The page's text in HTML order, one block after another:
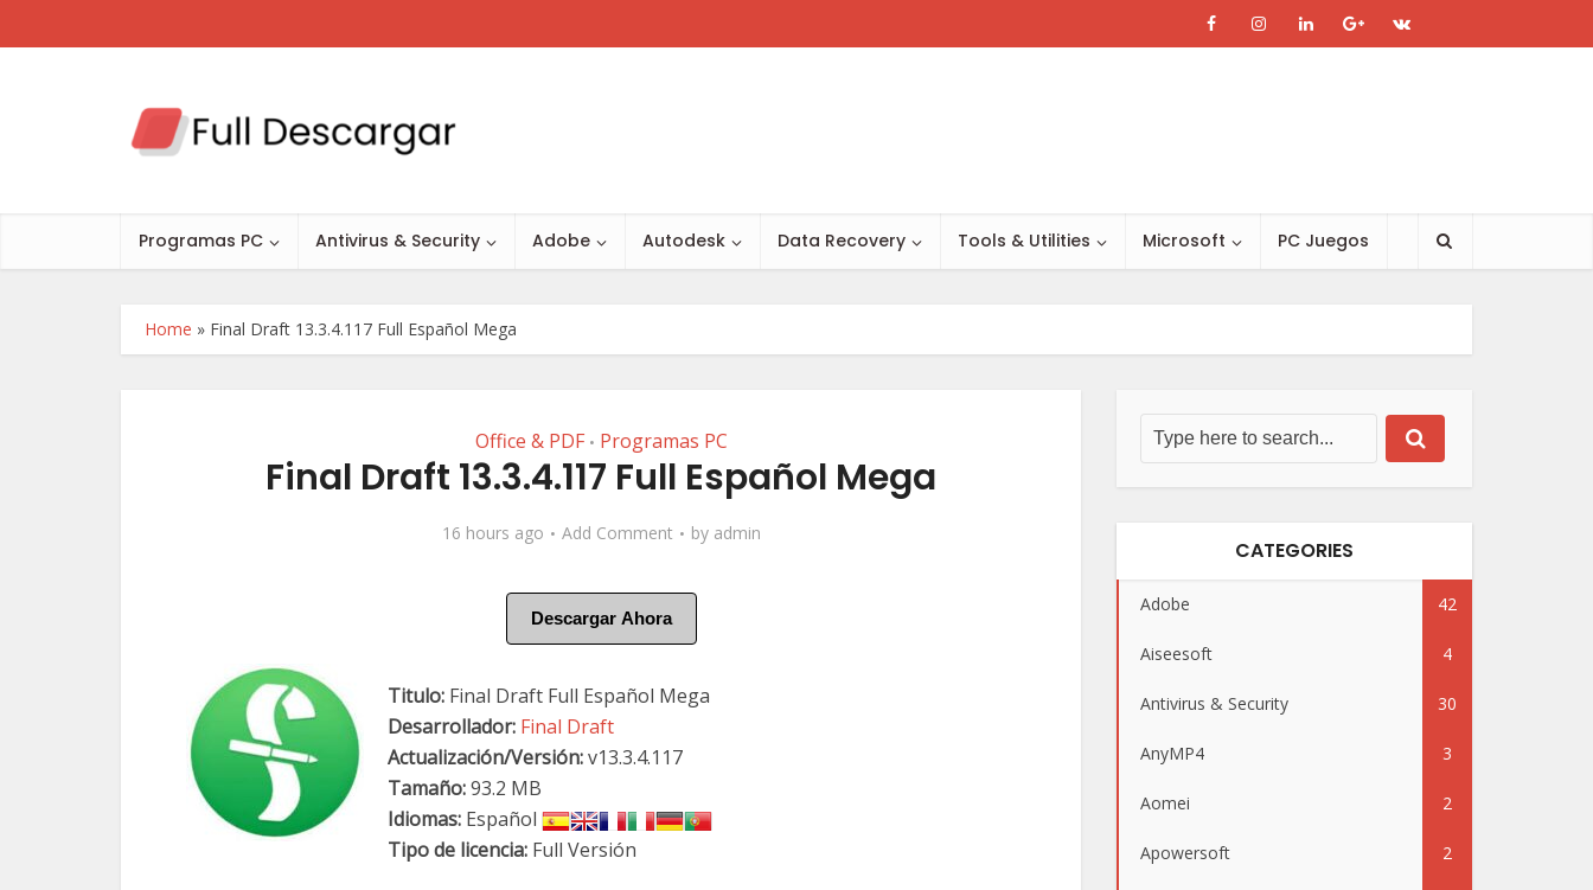
Programas PC Antivirus & Security Adobe Autodesk Data Recovery Tools & Utilities Microsoft PC Juegos
Home » Final Draft 13.3.4.117 Full Español Mega
Office & PDF • Programas PC
Final Draft 13.3.4.117 Full Español Mega
16 hours ago Add Comment by admin
Descargar Ahora
Titulo: Final Draft Full Español Mega
Desarrollador: Final Draft
Actualización/Versión:v13.3.4.117
Tamaño:93.2 MB
Idiomas: Español
Tipo de licencia: Full Versión
CATEGORIES
Adobe 42
Aiseesoft 4
Antivirus & Security 30
AnyMP4 3
Aomei 2
Apowersoft 2